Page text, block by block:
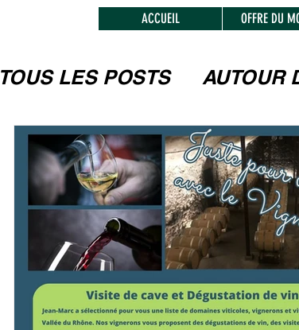
ACCUEIL OFFRE DU
TOUS LES POSTS AUTOUR
LES FESTIVITEES,
MUSEES, MONUMENTS
L'ARTISANAT, LES